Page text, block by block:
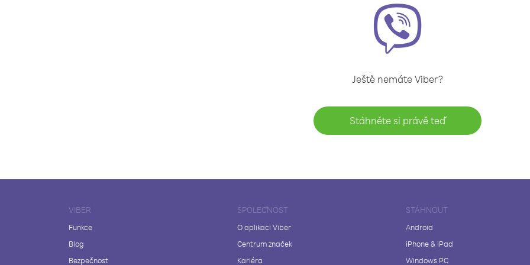
Ještě nemáte Viber?
Stáhněte si právě teď
VIBER
Funkce
Blog
Bezpečnost
SPOLEČNOST
O aplikaci Viber
Centrum značek
Kariéra
STÁHNOUT
Android
iPhone & iPad
Windows PC